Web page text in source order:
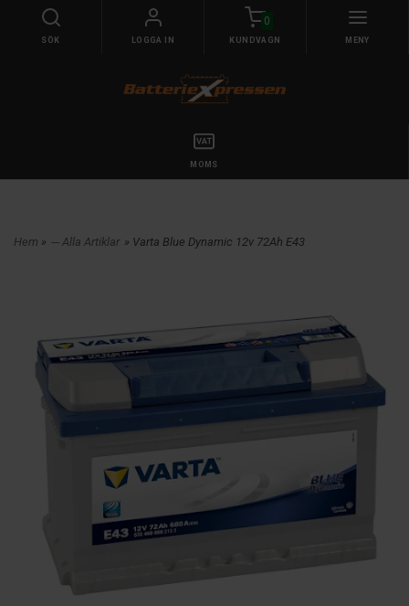
SÖK LOGGA IN
0
KUNDVAGN MENY
MOMS
Hem » --- Alla Artiklar » Varta Blue Dynamic 12v 72Ah E43